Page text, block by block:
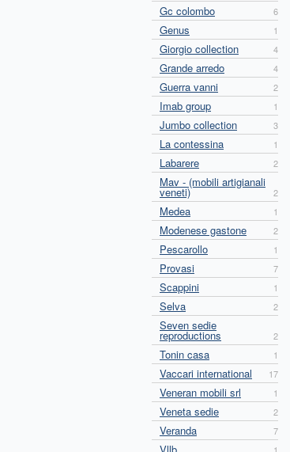
Gc colombo 6
Genus 1
Giorgio collection 4
Grande arredo 4
Guerra vanni 2
Imab group 1
Jumbo collection 3
La contessina 1
Labarere 2
Mav - (mobili artigianali
veneti) 2
Medea 1
Modenese gastone 2
Pescarollo 1
Provasi 7
Scappini 1
Selva 2
Seven sedie
reproductions 2
Tonin casa 1
Vaccari international 17
Veneran mobili srl 1
Veneta sedie 2
Veranda 7